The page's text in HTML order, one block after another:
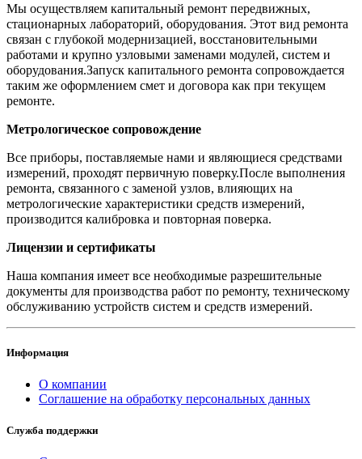
Мы осуществляем капитальный ремонт передвижных,
стационарных лабораторий, оборудования. Этот вид ремонта
связан с глубокой модернизацией, восстановительными
работами и крупно узловыми заменами модулей, систем и
оборудования.Запуск капитального ремонта сопровождается
таким же оформлением смет и договора как при текущем
ремонте.
Метрологическое сопровождение
Все приборы, поставляемые нами и являющиеся средствами
измерений, проходят первичную поверку.После выполнения
ремонта, связанного с заменой узлов, влияющих на
метрологические характеристики средств измерений,
производится калибровка и повторная поверка.
Лицензии и сертификаты
Наша компания имеет все необходимые разрешительные
документы для производства работ по ремонту, техническому
обслуживанию устройств систем и средств измерений.
Информация
О компании
Соглашение на обработку персональных данных
Служба поддержки